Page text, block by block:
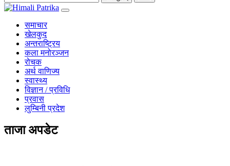
समाचार
खेलकुद
अन्तराष्ट्रिय
कला मनोरञ्जन
रोचक
अर्थ वाणिज्य
स्वास्थ्य
विज्ञान / प्रविधि
प्रवास
लुम्बिनी प्रदेश
ताजा अपडेट